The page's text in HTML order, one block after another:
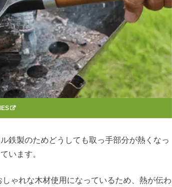
鉄製のためどうしても取っ手部分が熱くなっ
います。
ゃれな木材使用になっているため、熱が伝わ